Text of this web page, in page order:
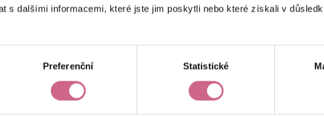
s dalšími informacemi, které jste jim poskytli nebo které získali v
Preferenční Statistické